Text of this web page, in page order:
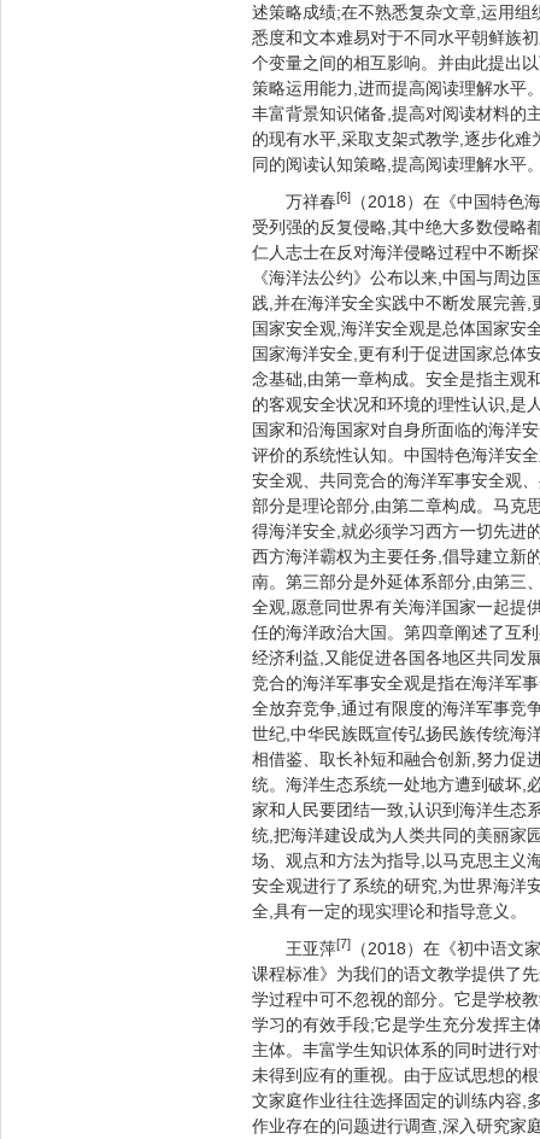
述策略成绩;在不熟悉复杂文章,运用
悉度和文本难易对于不同水平朝鲜族
个变量之间的相互影响。并由此提出
策略运用能力,进而提高阅读理解水平
丰富背景知识储备,提高对阅读材料的
的现有水平,采取支架式教学,逐步化
同的阅读认知策略,提高阅读理解水平
万祥春[6]
（2018）在《中国特色
受列强的反复侵略,其中绝大多数侵略
仁人志士在反对海洋侵略过程中不断
《海洋法公约》公布以来,中国与周
践,并在海洋安全实践中不断发展完善
国家安全观,海洋安全观是总体国家安
国家海洋安全,更有利于促进国家总体
念基础,由第一章构成。安全是指主观
的客观安全状况和环境的理性认识,是
国家和沿海国家对自身所面临的海洋
评价的系统性认知。中国特色海洋安
安全观、共同竞合的海洋军事安全观
部分是理论部分,由第二章构成。马克
得海洋安全,就必须学习西方一切先进
西方海洋霸权为主要任务,倡导建立新
南。第三部分是外延体系部分,由第三
全观,愿意同世界有关海洋国家一起提
任的海洋政治大国。第四章阐述了互
经济利益,又能促进各国各地区共同发
竞合的海洋军事安全观是指在海洋军
全放弃竞争,通过有限度的海洋军事竞
世纪,中华民族既宣传弘扬民族传统海
相借鉴、取长补短和融合创新,努力促
统。海洋生态系统一处地方遭到破坏,
家和人民要团结一致,认识到海洋生态
统,把海洋建设成为人类共同的美丽家
场、观点和方法为指导,以马克思主义
安全观进行了系统的研究,为世界海洋
全,具有一定的现实理论和指导意义。
王亚萍[7]
（2018）在《初中语文
课程标准》为我们的语文教学提供了
学过程中可不忽视的部分。它是学校
学习的有效手段;它是学生充分发挥主
主体。丰富学生知识体系的同时进行
未得到应有的重视。由于应试思想的
文家庭作业往往选择固定的训练内容,
作业存在的问题进行调查,深入研究家